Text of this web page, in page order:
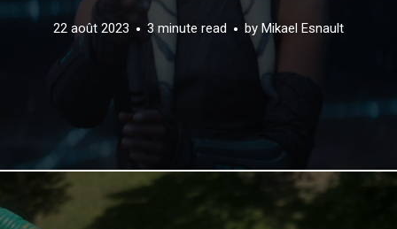
22 août 2023 3 minute read by Mikael Esnault